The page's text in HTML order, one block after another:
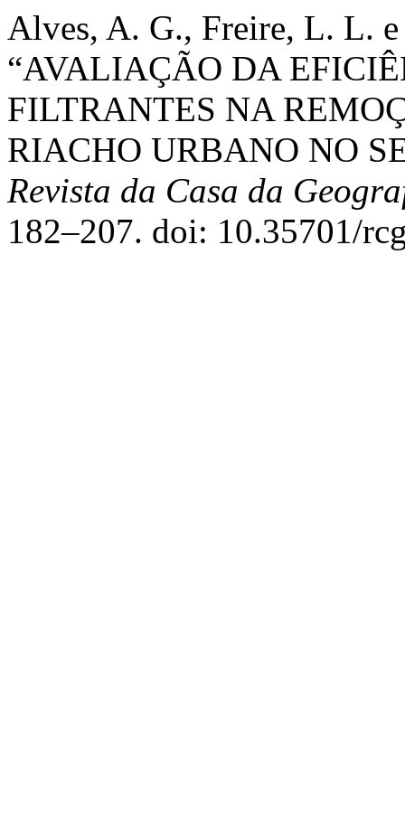
Alves, A. G., Freire, L. L.
“AVALIAÇÃO DA
FILTRANTES NA
RIACHO URBANO NO
Revista da Casa da
182–207. doi: 10.35701/